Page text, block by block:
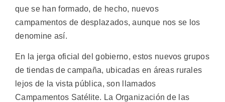
que se han formado, de hecho, nuevos
campamentos de desplazados, aunque nos se los
denomine así.
En la jerga oficial del gobierno, estos nuevos grupos
de tiendas de campaña, ubicadas en áreas rurales
lejos de la vista pública, son llamados
Campamentos Satélite. La Organización de las